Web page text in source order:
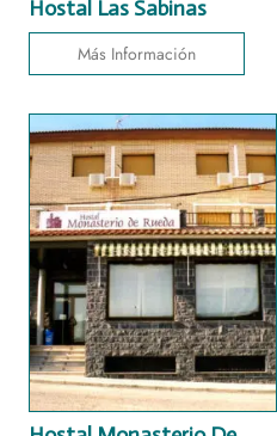
Hostal Las Sabinas
Más Información